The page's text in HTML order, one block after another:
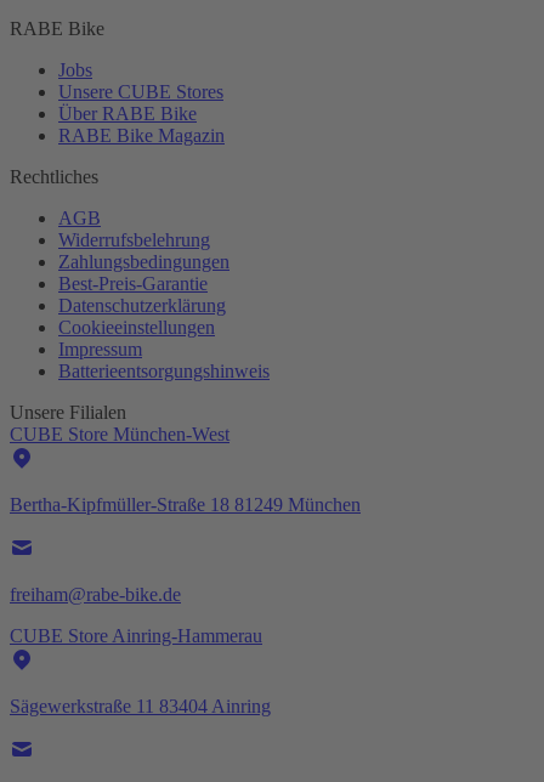
RABE Bike
Jobs
Unsere CUBE Stores
Über RABE Bike
RABE Bike Magazin
Rechtliches
AGB
Widerrufsbelehrung
Zahlungsbedingungen
Best-Preis-Garantie
Datenschutzerklärung
Cookieeinstellungen
Impressum
Batterieentsorgungshinweis
Unsere Filialen
CUBE Store München-West
Bertha-Kipfmüller-Straße 18 81249 München
freiham@rabe-bike.de
CUBE Store Ainring-Hammerau
Sägewerkstraße 11 83404 Ainring